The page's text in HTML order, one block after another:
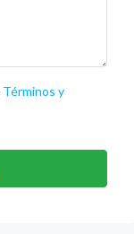
Términos y